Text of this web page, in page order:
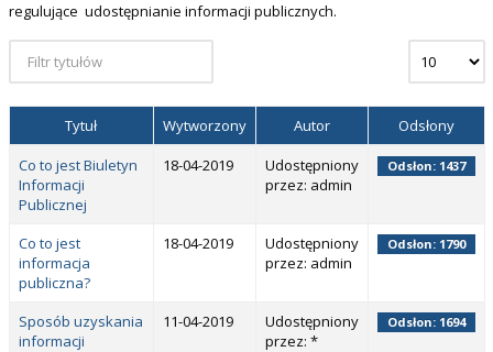
regulujące udostępnianie informacji publicznych.
Tytuł Wytworzony Autor
Odsłony
Co to jest Biuletyn
Informacji
Publicznej
18-04-2019
Udostępniony
przez: admin
Odsłon: 1437
Co to jest
informacja
publiczna?
18-04-2019
Udostępniony
przez: admin
Odsłon: 1790
Sposób uzyskania
informacji
11-04-2019
Udostępniony
przez: *
Odsłon: 1694